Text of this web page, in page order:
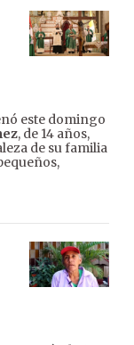
este domingo
, de 14 años,
de su familia